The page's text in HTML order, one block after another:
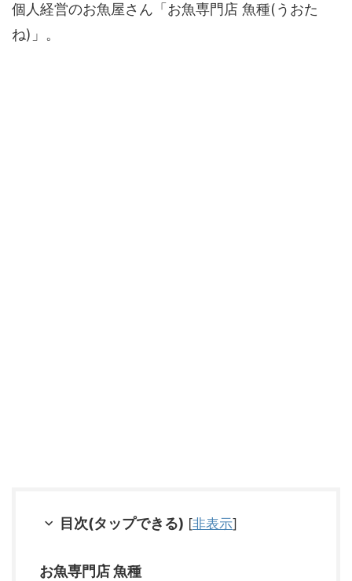
個人経営のお魚屋さん「お魚専門店 魚種(うおた
ね)」。
目次(タップできる) [非表示]
お魚専門店 魚種